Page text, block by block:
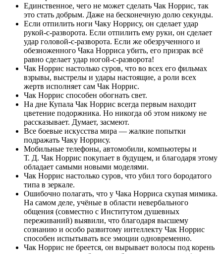
Единственное, чего не может сделать Чак Норрис, так
это стать добрым. Даже на бесконечную долю секунды.
Если отпилить ноги Чаку Норрису, он сделает удар
рукой-с-разворота. Если отпилить ему руки, он сделает
удар головой-с-разворота. Если же обезрученного и
обезноженного Чака Норриса убить, его призрак всё
равно сделает удар ногой-с-разворота!
Чак Норрис настолько суров, что во всех его фильмах
взрывы, выстрелы и удары настоящие, а роли всех
жертв исполняет сам Чак Норрис.
Чак Норрис способен обогнать свет.
На дне Купала Чак Норрис всегда первым находит
цветение подоржника. Но никогда об этом никому не
рассказывает. Думает, засмеют.
Все боевые искусства мира — жалкие попытки
подражать Чаку Норрису.
Мобильные телефоны, автомобили, компьютеры и
Т. Д. Чак Норрис покупает в будущем, и благодаря этому
обладает самыми новыми моделями.
Чак Норрис настолько суров, что убил того бородатого
типа в зеркале.
Ошибочно полагать, что у Чака Норриса скупая мимика.
На самом деле, учёные в области невербального
общения (совместно с Институтом душевных
переживаний) выявили, что благодаря высшему
сознанию и особо развитому интеллекту Чак Норрис
способен испытывать все эмоции одновременно.
Чак Норрис не бреется, он вырывает волосы под корень